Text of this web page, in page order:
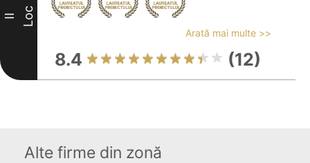
II Loc
Arată mai multe >>
8.4 (12)
Alte firme din zonă